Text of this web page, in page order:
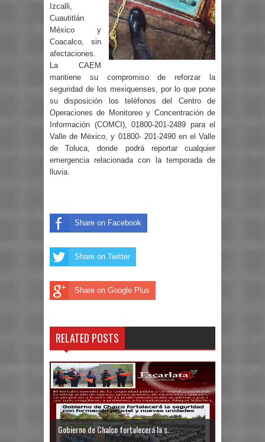
Izcalli,
Cuautitlán
México y
Coacalco, sin
afectaciones.
La CAEM
mantiene su compromiso de reforzar la
seguridad de los mexiquenses, por lo que pone
su disposición los teléfonos del Centro de
Operaciones de Monitoreo y Concentración de
Información (COMCI), 01800-201-2489 para el
Valle de México, y 01800- 201-2490 en el Valle
de Toluca, donde podrá reportar cualquier
emergencia relacionada con la temporada de
lluvia.
Share on Facebook
Share on Twitter
Share on Google Plus
RELATED POSTS
Gobierno de Chalco fortalecerá la s...